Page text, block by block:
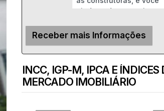
INCC, IGP-M, IPCA E ÍNDICES
MERCADO IMOBILIÁRIO